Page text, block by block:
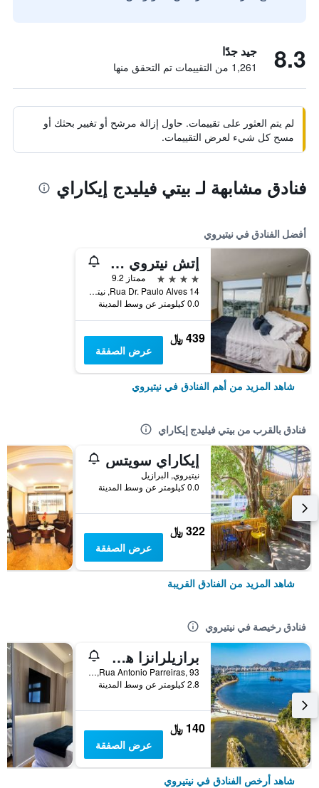
8.3 جيد جدًا
1,261 من التقييمات تم التحقق منها
لم يتم العثور على تقييمات. حاول إزالة مرشح أو تغيير بحثك أو
مسح كل شيء لعرض التقييمات.
فنادق مشابهة لـ بيتي فيليدج إيكاراي
أفضل الفنادق في نيتيروي
إتش نيتروي هوتل
4 نجوم
ممتاز 9.2
Rua Dr. Paulo Alves 14, نيتيروي, البرازيل
0.0 كيلومتر عن وسط المدينة
439 ﷼
عرض الصفقة
شاهد المزيد من أهم الفنادق في نيتيروي
فنادق بالقرب من بيتي فيليدج إيكاراي
إيكاراي سويتس
نيتيروي, البرازيل
0.0 كيلومتر عن وسط المدينة
322 ﷼
عرض الصفقة
شاهد المزيد من الفنادق القريبة
فنادق رخيصة في نيتيروي
برازيلرانزا هوستل
Rua Antonio Parreiras, 93, نيتيروي, البرازيل
2.8 كيلومتر عن وسط المدينة
140 ﷼
عرض الصفقة
شاهد أرخص الفنادق في نيتيروي